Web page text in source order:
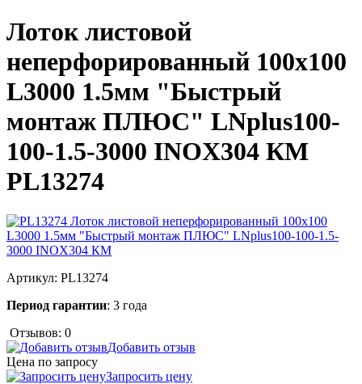
Лоток листовой
неперфорированный 100х100
L3000 1.5мм "Быстрый
монтаж ПЛЮС" LNplus100-
100-1.5-3000 INOX304 КМ
PL13274
Артикул: PL13274
Период гарантии: 3 года
Отзывов: 0
Добавить отзыв
Цена по запросу
Запросить цену